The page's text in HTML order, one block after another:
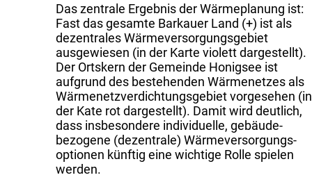
Das zentrale Ergebnis der Wärmeplanung ist:
Fast das gesamte Barkauer Land (+) ist als
dezentrales Wärme­versorgungs­gebiet
ausgewiesen (in der Karte violett dargestellt).
Der Ortskern der Gemeinde Honigsee ist
aufgrund des bestehenden Wärmenetzes als
Wärmenetz­verdichtungs­gebiet vorgesehen (in
der Kate rot dargestellt). Damit wird deutlich,
dass insbesondere individuelle, gebäude­
bezogene (dezentrale) Wärme­versorgungs­
optionen künftig eine wichtige Rolle spielen
werden.